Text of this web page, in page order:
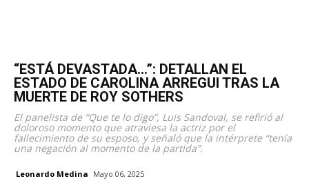
“ESTÁ DEVASTADA…”: DETALLAN EL
ESTADO DE CAROLINA ARREGUI TRAS LA
MUERTE DE ROY SOTHERS
El panelista de “Que te lo digo”, Luis Sandoval, se refirió al
doloroso momento que atraviesa la actriz por el
fallecimiento de su esposo, y señaló que la intérprete “tenía
una negación al momento de la partida”.
Leonardo Medina Mayo 06, 2025